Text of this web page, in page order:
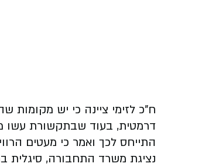
דרמטית, בעוד שבתקשורת עשו
התייחס לכך ואמר כי מעטים
נציגת משרד התחבורה, סיגלית